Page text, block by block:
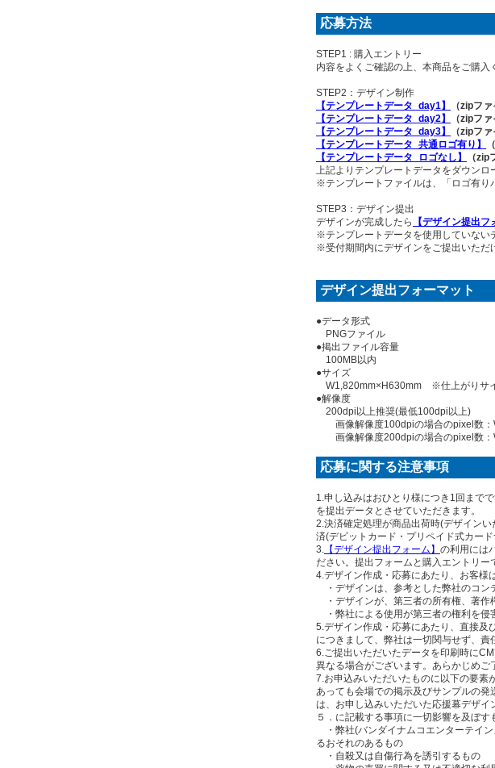
応募方法
STEP1 : 購入エントリー
内容をよくご確認の上、本商品をご購入
STEP2：デザイン制作
【テンプレートデータ_day1】
（zipフ
【テンプレートデータ_day2】
（zipフ
【テンプレートデータ_day3】
（zipフ
【テンプレートデータ_共通ロゴ有り】
【テンプレートデータ_ロゴなし】
（zip
上記よりテンプレートデータをダウン
※テンプレートファイルは、「ロゴ有り
STEP3：デザイン提出
デザインが完成したら
【デザイン提出フ
※テンプレートデータを使用していない
※受付期間内にデザインをご提出いただ
デザイン提出フォーマット
●データ形式
PNGファイル
●掲出ファイル容量
100MB以内
●サイズ
W1,820mm×H630mm ※仕上がりサ
●解像度
200dpi以上推奨(最低100dpi以上)
画像解像度100dpiの場合のpixel数：
画像解像度200dpiの場合のpixel数：
応募に関する注意事項
1.申し込みはおひとり様につき1回まで
を提出データとさせていただきます。
2.決済確定処理が商品出荷時(デザイン
済(デビットカード・プリペイド式カー
3. 【デザイン提出フォーム】 の利用には
ださい。提出フォームと購入エントリ
4.デザイン作成・応募にあたり、お客様
・デザインは、参考とした弊社のコン
・デザインが、第三者の所有権、著作
・弊社による使用が第三者の権利を侵
5.デザイン作成・応募にあたり、直接及
につきまして、弊社は一切関与せず、責
6.ご提出いただいたデータを印刷時に
異なる場合がございます。あらかじめご
7.お申込みいただいたものに以下の要素
あっても会場での掲示及びサンプルの
は、お申し込みいただいた応援幕デザ
５．に記載する事項に一切影響を及ぼす
・弊社(バンダイナムコエンターテイ
るおそれのあるもの
・自殺又は自傷行為を誘引するもの